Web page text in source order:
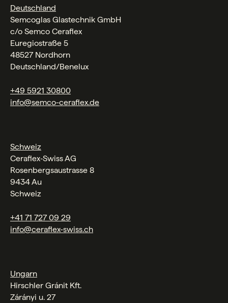
Deutschland
Semcoglas Glastechnik GmbH
c/o Semco Ceraflex
Euregiostraße 5
48527 Nordhorn
Deutschland/Benelux
+49 5921 30800
info@semco-ceraflex.de
Schweiz
Ceraflex‑Swiss AG
Rosenbergsaustrasse 8
9434 Au
Schweiz
+41 71 727 09 29
info@ceraflex-swiss.ch
Ungarn
Hirschler Gránit Kft.
Zárányi u. 27